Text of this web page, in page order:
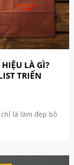
LÀ GÌ?
TRIỂN
là làm đẹp bộ